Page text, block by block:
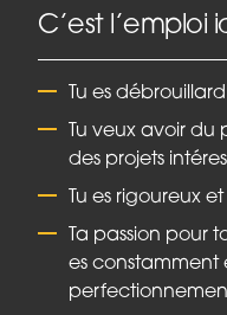
C’est l’emploi
Tu es
Tu veux avoir du
des projets
Tu es rigoureux
Ta passion pour
es constamment